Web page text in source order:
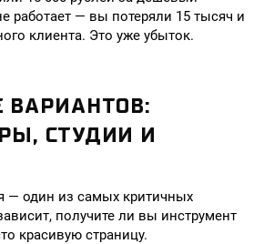
работает — вы потеряли 15 тысяч и
клиента. Это уже убыток.
ВАРИАНТОВ:
СТУДИИ И
— один из самых критичных
получите ли вы инструмент
красивую страницу.